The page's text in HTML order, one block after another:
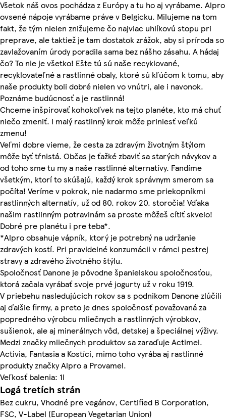
Všetok náš ovos pochádza z Európy a tu ho aj vyrábame. Alpro
ovsené nápoje vyrábame práve v Belgicku. Milujeme na tom
fakt, že tým nielen znižujeme čo najviac uhlíkovú stopu pri
preprave, ale taktiež je tam dostatok zrážok, aby si príroda so
zavlažovaním úrody poradila sama bez nášho zásahu. A hádaj
čo? To nie je všetko! Ešte tú sú naše recyklované,
recyklovateľné a rastlinné obaly, ktoré sú kľúčom k tomu, aby
naše produkty boli dobré nielen vo vnútri, ale i navonok.
Poznáme budúcnosť a je rastlinná!
Chceme inšpirovať kohokoľvek na tejto planéte, kto má chuť
niečo zmeniť. I malý rastlinný krok môže priniesť veľkú
zmenu!
Veľmi dobre vieme, že cesta za zdravým životným štýlom
môže byť tŕnistá. Občas je ťažké zbaviť sa starých návykov a
od toho sme tu my a naše rastlinné alternatívy. Fandíme
všetkým, ktorí to skúšajú, každý krok správnym smerom sa
počíta! Veríme v pokrok, nie nadarmo sme priekopníkmi
rastlinných alternatív, už od 80. rokov 20. storočia! Vďaka
našim rastlinným potravinám sa proste môžeš cítiť skvelo!
Dobré pre planétu i pre teba*.
*Alpro obsahuje vápník, ktorý je potrebný na udržanie
zdravých kostí. Pri pravidelné konzumácii v rámci pestrej
stravy a zdravého životného štýlu.
Spoločnosť Danone je pôvodne španielskou spoločnosťou,
ktorá začala vyrábať svoje prvé jogurty už v roku 1919.
V priebehu nasledujúcich rokov sa s podnikom Danone zlúčili
aj ďalšie firmy, a preto je dnes spoločnosť považovaná za
popredného výrobcu mliečnych a rastlinných výrobkov,
sušienok, ale aj minerálnych vôd, detskej a špeciálnej výživy.
Medzi značky mliečnych produktov sa zaraďuje Actimel.
Activia, Fantasia a Kostíci, mimo toho vyrába aj rastlinné
produkty značky Alpro a Provamel.
Veľkosť balenia: 1l
Logá tretích strán
Bez cukru, Vhodné pre vegánov, Certified B Corporation,
FSC, V-Label (European Vegetarian Union)